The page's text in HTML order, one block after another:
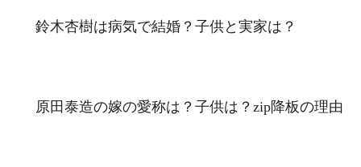
鈴木杏樹は病気で結婚？子供と実家は？
原田泰造の嫁の愛称は？子供は？zip降板の理由